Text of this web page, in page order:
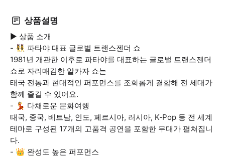
상품설명
▶ 상품 소개
- 👯‍♀️ 파타야 대표 글로벌 트랜스젠더 쇼
1981년 개관한 이후로 파타야를 대표하는 글로벌 트랜스젠더
쇼로 자리매김한 알카자 쇼는
태국 전통과 현대적인 퍼포먼스를 조화롭게 결합해 전 세대가
함께 즐길 수 있어요.
- 💃 다채로운 문화여행
태국, 중국, 베트남, 인도, 페르시아, 러시아, K‑Pop 등 전 세계
테마로 구성된 17개의 고품격 공연을 포함한 무대가 펼쳐집니
다.
- 👑 완성도 높은 퍼포먼스